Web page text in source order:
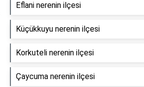
Eflani nerenin ilçesi
Küçükkuyu nerenin ilçesi
Korkuteli nerenin ilçesi
Çaycuma nerenin ilçesi